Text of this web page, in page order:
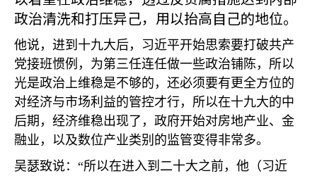
政治清洗和打压异己，用以抬高自己的地位。
他说，进到十九大后，习近平开始思索要打破共产
党接班惯例，为第三任连任做一些政治铺陈，所以
光是政治上维稳是不够的，还必须要有更全方位的
对经济与市场利益的管控才行，所以在十九大的中
后期，经济维稳出现了，政府开始对房地产业、金
融业，以及数位产业类别的监管变得非常多。
吴瑟致说：“所以在进入到二十大之前，他（习近